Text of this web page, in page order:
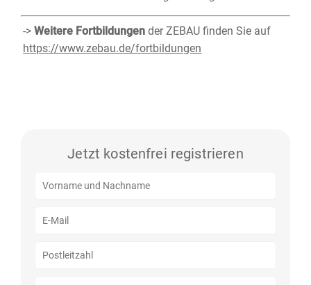
->Weitere Fortbildungen der ZEBAU finden Sie auf
https://www.zebau.de/fortbildungen
Jetzt kostenfrei registrieren